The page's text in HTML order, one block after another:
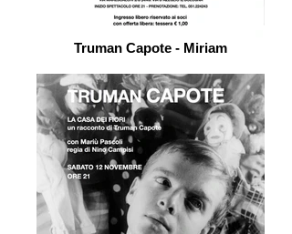
Truman Capote - Miriam